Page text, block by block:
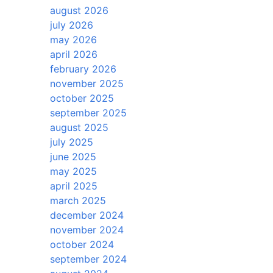
august 2026
july 2026
may 2026
april 2026
february 2026
november 2025
october 2025
september 2025
august 2025
july 2025
june 2025
may 2025
april 2025
march 2025
december 2024
november 2024
october 2024
september 2024